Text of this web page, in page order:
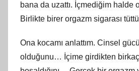
bana da uzattı. İçmediğim halde
Birlikte birer orgazm sigarası
Ona kocamı anlattım. Cinsel
olduğunu… İçime girdikten